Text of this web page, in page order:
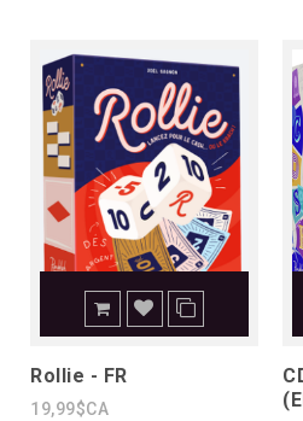
Rollie - FR
19,99$CA